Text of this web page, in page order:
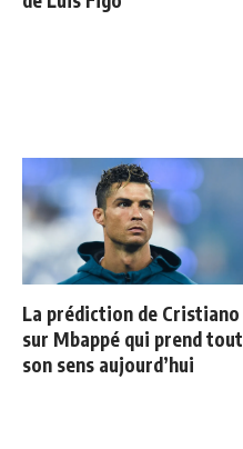
La prédiction de Cristiano
sur Mbappé qui prend tout
son sens aujourd’hui